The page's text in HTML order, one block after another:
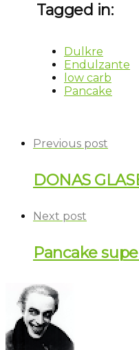
Tagged in:
Dulkre
Endulzante
low carb
Pancake
Previous post
DONAS
Next post
Pancake